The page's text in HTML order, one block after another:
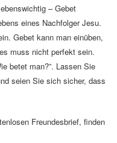
– Gebet
eines Nachfolger Jesu.
Gebet kann man einüben,
muss nicht perfekt sein.
betet man?”. Lassen Sie
seien Sie sich sicher, dass
Freundesbrief, finden